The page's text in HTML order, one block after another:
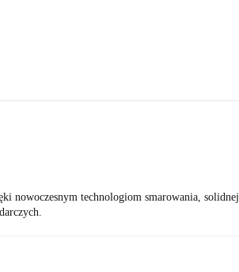
nowoczesnym technologiom smarowania, solidnej